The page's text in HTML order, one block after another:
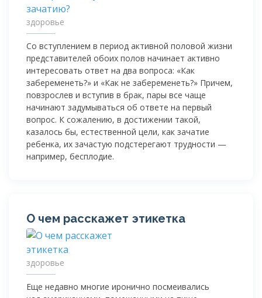
здоровье
Со вступлением в период активной половой жизни
представителей обоих полов начинает активно
интересовать ответ на два вопроса: «Как
забеременеть?» и «Как не забеременеть?» Причем,
повзрослев и вступив в брак, пары все чаще
начинают задумываться об ответе на первый
вопрос. К сожалению, в достижении такой,
казалось бы, естественной цели, как зачатие
ребенка, их зачастую подстерегают трудности —
например, бесплодие.
О чем расскажет этикетка
здоровье
Еще недавно многие иронично посмеивались